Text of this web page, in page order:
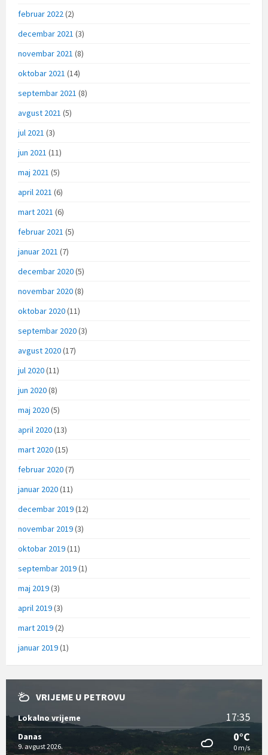
februar 2022(2)
decembar 2021 (3)
novembar 2021 (8)
oktobar 2021 (14)
septembar 2021 (8)
avgust 2021 (5)
jul 2021 (3)
jun 2021 (11)
maj 2021 (5)
april 2021 (6)
mart 2021 (6)
februar 2021 (5)
januar 2021 (7)
decembar 2020(5)
novembar 2020(8)
oktobar 2020(11)
septembar 2020(3)
avgust 2020(17)
jul 2020(11)
jun 2020(8)
maj 2020(5)
april 2020(13)
mart 2020(15)
februar 2020(7)
januar 2020(11)
decembar 2019(12)
novembar 2019(3)
oktobar 2019(11)
septembar 2019(1)
maj 2019(3)
april 2019(3)
mart 2019(2)
januar 2019(1)
VRIJEME U PETROVU
Lokalno vrijeme 17:35
Danas
9. avgust 2026.
0°C
0 m/s